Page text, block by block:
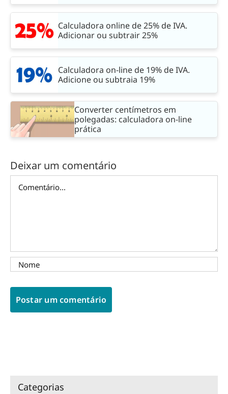
Calculadora online de 25% de IVA.
Adicionar ou subtrair 25%
Calculadora on-line de 19% de IVA.
Adicione ou subtraia 19%
Converter centímetros em
polegadas: calculadora on-line
prática
Deixar um comentário
Categorias